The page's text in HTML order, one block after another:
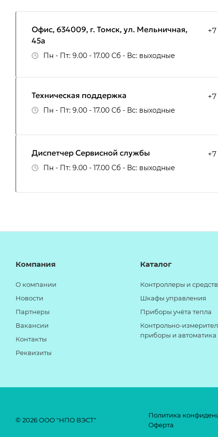
Офис, 634009, г. Томск, ул. Мельничная,
45а
Пн - Пт: 9.00 - 17.00 Сб - Вс: выходные
Техническая поддержка
Пн - Пт: 9.00 - 17.00 Сб - Вс: выходные
Диспетчер Сервисной службы
Пн - Пт: 9.00 - 17.00 Сб - Вс: выходные
Компания
О компании
Новости
Партнеры
Вакансии
Контакты
Реквизиты
Каталог
Контроллеры и
Шкафы управления
Приборы учёта тепла
Контрольно-
приборы и автоматика
© 2026 ООО "НПО ВЭСТ"
Политика
Оферта